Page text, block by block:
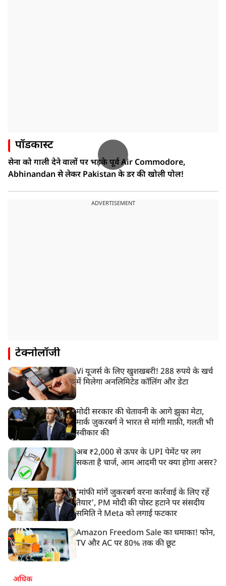
पॉडकास्ट
सेना को गाली देने वालों पर भड़के पूर्व Air Commodore,
Abhinandan से लेकर Pakistan के डर की खोली पोल!
ADVERTISEMENT
टेक्नोलॉजी
Vi यूजर्स के लिए खुशखबरी! 288 रुपये के खर्च
में मिलेगा अनलिमिटेड कॉलिंग और डेटा
मोदी सरकार की चेतावनी के आगे झुका मेटा,
मार्क ज़ुकरबर्ग ने भारत से मांगी माफ़ी, गलती भी
स्वीकार की
अब ₹2,000 से ऊपर के UPI पेमेंट पर लग
सकता है चार्ज, आम आदमी पर क्या होगा असर?
‘मांफी मांगें जुकरबर्ग वरना कार्रवाई के लिए रहें
तैयार’, PM मोदी की पोस्ट हटाने पर संसदीय
समिति ने Meta को लगाई फटकार
Amazon Freedom Sale का धमाका! फोन,
TV और AC पर 80% तक की छूट
अधिक